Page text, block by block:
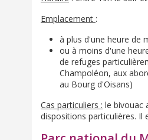
Emplacement :
à plus d'une heure de
ou à moins d'une
de refuges
Champoléon, aux
au Bourg d'Oisans)
Cas particuliers : le bivouac
dispositions particulières. Il